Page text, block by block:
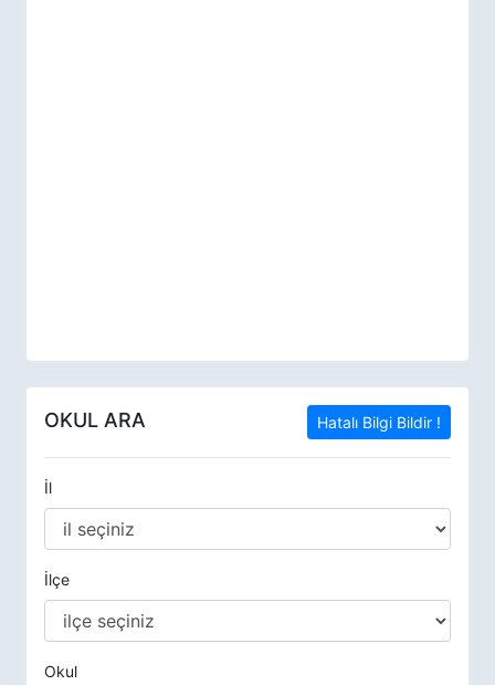
OKUL ARA Hatalı Bilgi Bildir !
İl
İlçe
Okul